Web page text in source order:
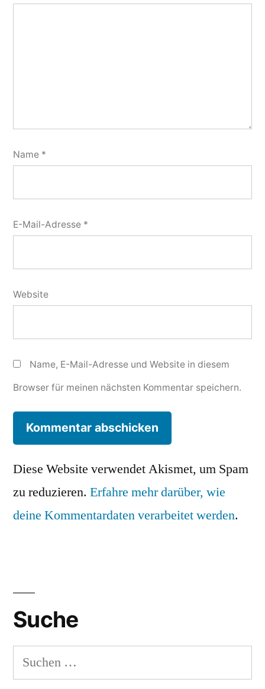
Name *
E-Mail-Adresse *
Website
Name, E-Mail-Adresse und Website in diesem
Browser für meinen nächsten Kommentar speichern.
Diese Website verwendet Akismet, um Spam
zu reduzieren. Erfahre mehr darüber, wie
deine Kommentardaten verarbeitet werden.
Suche
Suchen
nach: